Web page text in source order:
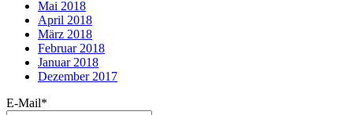
Mai 2018
April 2018
März 2018
Februar 2018
Januar 2018
Dezember 2017
E-Mail*